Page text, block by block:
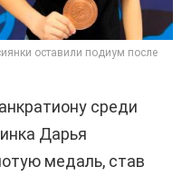
оставили подиум после
среди
Дарья
медаль, став